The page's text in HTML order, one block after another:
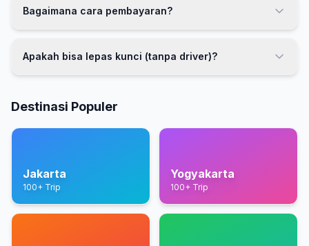
Bagaimana cara pembayaran?
Apakah bisa lepas kunci (tanpa driver)?
Destinasi Populer
Jakarta
100+ Trip
Yogyakarta
100+ Trip